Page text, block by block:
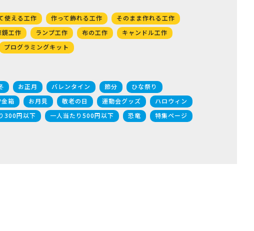
使える工作 作って飾れる工作
そのまま作れる工作
鏡工作 ランプ工作 布の工作
キャンドル工作
プログラミングキット
お正月 バレンタイン 節分
ひな祭り
箱 お月見 敬老の日 運動会グッズ
ハロウィン
300円以下 一人当たり500円以下 恐竜
特集ページ